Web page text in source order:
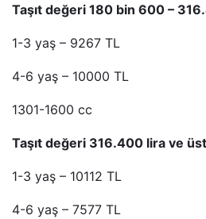
Taşıt değeri 180 bin 600 –
1-3 yaş – 9267 TL
4-6 yaş – 10000 TL
1301-1600 cc
Taşıt değeri 316.400 lira ve
1-3 yaş – 10112 TL
4-6 yaş – 7577 TL